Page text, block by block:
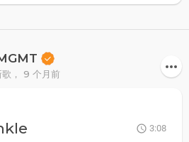
， 9 个月前
3:08